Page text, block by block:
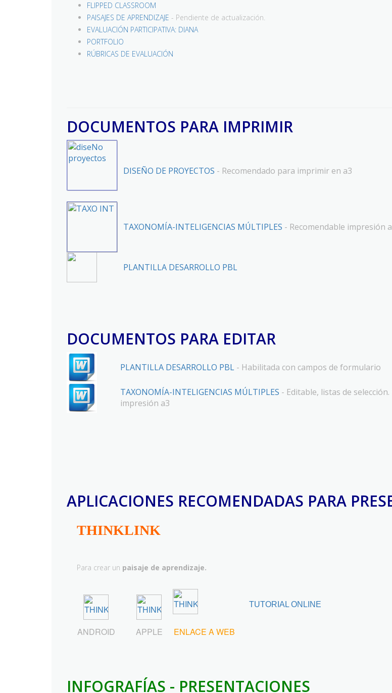
FLIPPED CLASSROOM
PAISAJES DE APRENDIZAJE - Pendiente de actualización.
EVALUACIÓN PARTICIPATIVA: DIANA
PORTFOLIO
RÚBRICAS DE EVALUACIÓN
DOCUMENTOS PARA IMPRIMIR
DISEÑO DE PROYECTOS - Recomendado para imprimir en a3
TAXONOMÍA-INTELIGENCIAS MÚLTIPLES - Recomendable impresión
PLANTILLA DESARROLLO PBL
DOCUMENTOS PARA EDITAR
PLANTILLA DESARROLLO PBL - Habilitada con campos de
TAXONOMÍA-INTELIGENCIAS MÚLTIPLES - Editable, listas de
impresión a3
APLICACIONES RECOMENDADAS PARA
THINKLINK
Para crear un paisaje de aprendizaje.
TUTORIAL ONLINE
ANDROID APPLE ENLACE A WEB
INFOGRAFÍAS - PRESENTACIONES